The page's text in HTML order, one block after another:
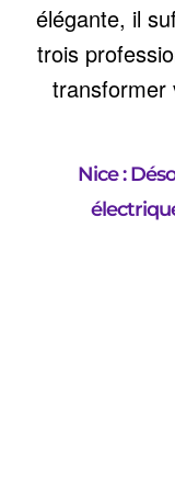
élégante, il
trois
transformer
Nice :